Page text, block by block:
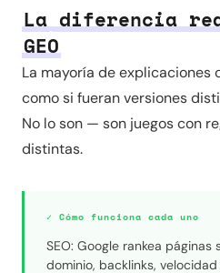
La diferencia
GEO
La mayoría de explicaciones
como si fueran versiones
No lo son — son juegos con
distintas.
✓ Cómo funciona cada uno
SEO: Google rankea
dominio, backlinks,